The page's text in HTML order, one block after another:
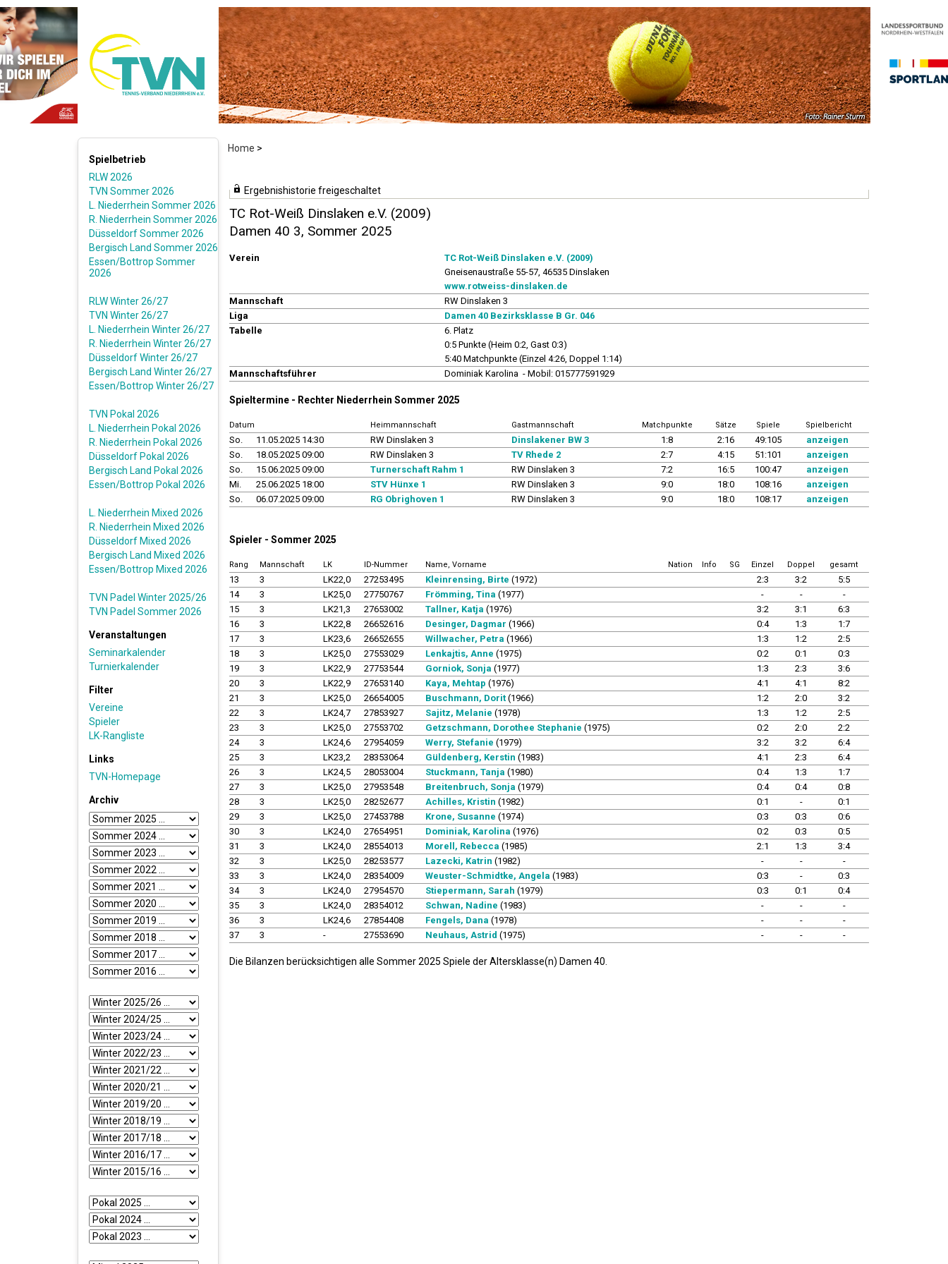
Home >
Spielbetrieb
RLW 2026
TVN Sommer 2026
L. Niederrhein Sommer 2026
R. Niederrhein Sommer 2026
Düsseldorf Sommer 2026
Bergisch Land Sommer 2026
Essen/Bottrop Sommer
2026
RLW Winter 26/27
TVN Winter 26/27
L. Niederrhein Winter 26/27
R. Niederrhein Winter 26/27
Düsseldorf Winter 26/27
Bergisch Land Winter 26/27
Essen/Bottrop Winter 26/27
TVN Pokal 2026
L. Niederrhein Pokal 2026
R. Niederrhein Pokal 2026
Düsseldorf Pokal 2026
Bergisch Land Pokal 2026
Essen/Bottrop Pokal 2026
L. Niederrhein Mixed 2026
R. Niederrhein Mixed 2026
Düsseldorf Mixed 2026
Bergisch Land Mixed 2026
Essen/Bottrop Mixed 2026
TVN Padel Winter 2025/26
TVN Padel Sommer 2026
Veranstaltungen
Seminarkalender
Turnierkalender
Filter
Vereine
Spieler
LK-Rangliste
Links
TVN-Homepage
Archiv
Ergebnishistorie freigeschaltet
TC Rot-Weiß Dinslaken e.V. (2009)
Damen 40 3, Sommer 2025
Verein
TC Rot-Weiß Dinslaken e.V. (2009)
Gneisenaustraße 55-57, 46535 Dinslaken
www.rotweiss-dinslaken.de
Mannschaft
RW Dinslaken 3
Liga
Damen 40 Bezirksklasse B Gr. 046
Tabelle
6. Platz
0:5 Punkte (Heim 0:2, Gast 0:3)
5:40 Matchpunkte (Einzel 4:26, Doppel 1:14)
Mannschaftsführer
Dominiak Karolina - Mobil: 015777591929
Spieltermine - Rechter Niederrhein Sommer 2025
Datum Heimmannschaft Gastmannschaft Matchpunkte Sätze Spiele Spielbericht
So. 11.05.2025 14:30 RW Dinslaken 3 Dinslakener BW 3 1:8 2:16 49:105
anzeigen
So.
18.05.2025 09:00 RW Dinslaken 3 TV Rhede 2 2:7 4:15 51:101
anzeigen
So.
15.06.2025 09:00 Turnerschaft Rahm 1 RW Dinslaken 3 7:2 16:5 100:47
anzeigen
Mi.
25.06.2025 18:00 STV Hünxe 1 RW Dinslaken 3 9:0 18:0 108:16
anzeigen
So.
06.07.2025 09:00 RG Obrighoven 1 RW Dinslaken 3 9:0 18:0 108:17 anzeigen
Spieler - Sommer 2025
Rang Mannschaft LK ID-Nummer Name, Vorname Nation Info SG Einzel Doppel gesamt
13 3 LK22,0 27253495 Kleinrensing, Birte (1972) 2:3 3:2
5:5
14
3 LK25,0 27750767 Frömming, Tina (1977) - -
-
15
3 LK21,3 27653002 Tallner, Katja (1976) 3:2 3:1
6:3
16
3 LK22,8 26652616 Desinger, Dagmar (1966) 0:4 1:3
1:7
17
3 LK23,6 26652655 Willwacher, Petra (1966) 1:3 1:2
2:5
18
3 LK25,0 27553029 Lenkajtis, Anne (1975) 0:2 0:1
0:3
19
3 LK22,9 27753544 Gorniok, Sonja (1977) 1:3 2:3
3:6
20
3 LK22,9 27653140 Kaya, Mehtap (1976) 4:1 4:1
8:2
21
3 LK25,0 26654005 Buschmann, Dorit (1966) 1:2 2:0
3:2
22
3 LK24,7 27853927 Sajitz, Melanie (1978) 1:3 1:2
2:5
23
3 LK25,0 27553702 Getzschmann, Dorothee Stephanie (1975) 0:2 2:0
2:2
24
3 LK24,6 27954059 Werry, Stefanie (1979) 3:2 3:2
6:4
25
3 LK23,2 28353064 Güldenberg, Kerstin (1983) 4:1 2:3
6:4
26
3 LK24,5 28053004 Stuckmann, Tanja (1980) 0:4 1:3
1:7
27
3 LK25,0 27953548 Breitenbruch, Sonja (1979) 0:4 0:4
0:8
28
3 LK25,0 28252677 Achilles, Kristin (1982) 0:1 -
0:1
29
3 LK25,0 27453788 Krone, Susanne (1974) 0:3 0:3
0:6
30
3 LK24,0 27654951 Dominiak, Karolina (1976) 0:2 0:3
0:5
31
3 LK24,0 28554013 Morell, Rebecca (1985) 2:1 1:3
3:4
32
3 LK25,0 28253577 Lazecki, Katrin (1982) - -
-
33
3 LK24,0 28354009 Weuster-Schmidtke, Angela (1983) 0:3 -
0:3
34
3 LK24,0 27954570 Stiepermann, Sarah (1979) 0:3 0:1
0:4
35
3 LK24,0 28354012 Schwan, Nadine (1983) - -
-
36
3 LK24,6 27854408 Fengels, Dana (1978) - -
-
37
3 - 27553690 Neuhaus, Astrid (1975) - - -
Die Bilanzen berücksichtigen alle Sommer 2025 Spiele der Altersklasse(n) Damen 40.